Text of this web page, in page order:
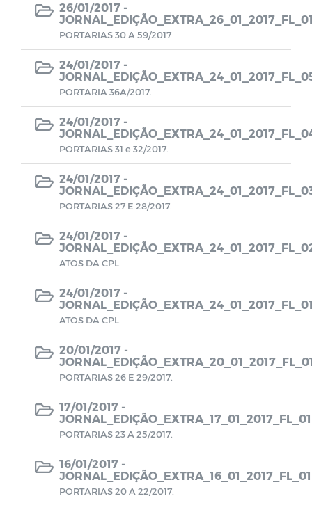
Resoluções e Atas
EDITAIS - LEI ALDIR BLANC
Despesas (COVID-19)
Receitas (COVID-19)
Termos de Adesão
Formulários de Cadastros
Transição de Governo 2024-2025
26/01/2017 -
PORTARIAS 30 A 59/2017
24/01/2017 -
PORTARIA 36A/2017.
24/01/2017 -
PORTARIAS 31 e 32/2017.
24/01/2017 -
PORTARIAS 27 E 28/2017.
24/01/2017 -
ATOS DA CPL.
24/01/2017 -
ATOS DA CPL.
20/01/2017 -
PORTARIAS 26 E 29/2017.
17/01/2017 -
JORNAL_EDIÇÃO_EXTRA_17_01_2017_FL_01
PORTARIAS 23 A 25/2017.
16/01/2017 -
JORNAL_EDIÇÃO_EXTRA_16_01_2017_FL_01
PORTARIAS 20 A 22/2017.